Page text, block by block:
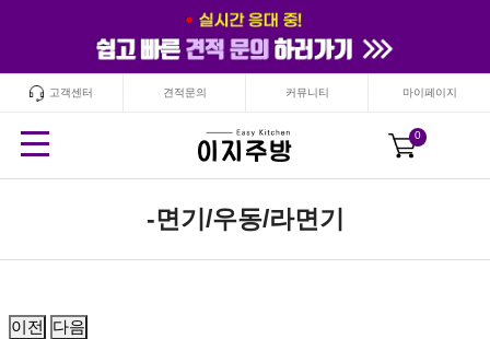
안보기
고객센터 견적문의 커뮤니티 마이페이지
0
-면기/우동/라면기
이전 다음